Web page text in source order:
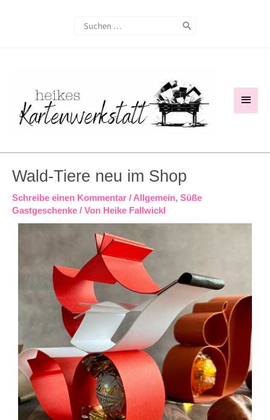
Search
for:
Wald-Tiere neu im Shop
Schreibe einen Kommentar / Allgemein, Süße
Gastgeschenke / Von Heike Fallwickl